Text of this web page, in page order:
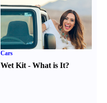
Cars
Wet Kit -What is It?